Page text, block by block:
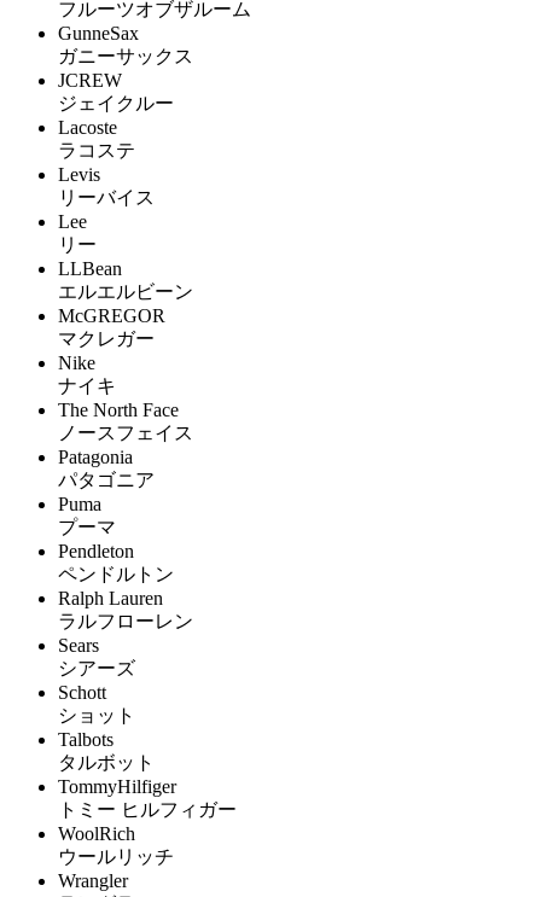
フルーツオブザルーム
GunneSax
ガニーサックス
JCREW
ジェイクルー
Lacoste
ラコステ
Levis
リーバイス
Lee
リー
LLBean
エルエルビーン
McGREGOR
マクレガー
Nike
ナイキ
The North Face
ノースフェイス
Patagonia
パタゴニア
Puma
プーマ
Pendleton
ペンドルトン
Ralph Lauren
ラルフローレン
Sears
シアーズ
Schott
ショット
Talbots
タルボット
TommyHilfiger
トミー ヒルフィガー
WoolRich
ウールリッチ
Wrangler